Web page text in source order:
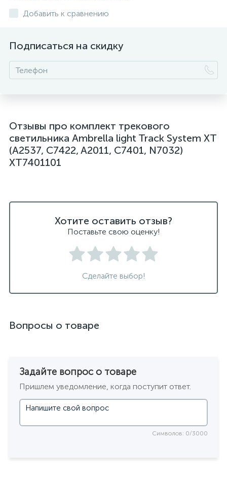
Добавить к сравнению
Подписаться на скидку
Отзывы про комплект трекового
светильника Ambrella light Track System XT
(A2537, C7422, A2011, C7401, N7032)
XT7401101
Хотите оставить отзыв?
Поставьте свою оценку!
Сделайте выбор!
Вопросы о товаре
Задайте вопрос о товаре
Пришлем уведомление, когда поступит ответ.
Символов: 0/3000